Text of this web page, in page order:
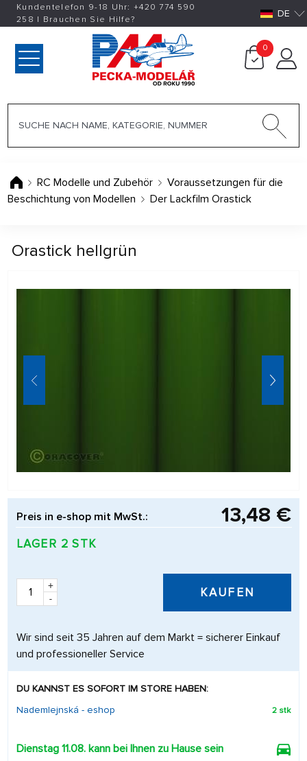
Kundentelefon 9-18 Uhr: +420774 590
258 | Brauchen Sie Hilfe? DE
0
RC Modelle und Zubehör
Voraussetzungen für die
Beschichtung von Modellen
Der Lackfilm Orastick
Orastick hellgrün
Preis in e-shop mit MwSt.: 13,48 €
LAGER 2 STK
+
-
KAUFEN
Wir sind seit 35 Jahren auf dem Markt = sicherer Einkauf
und professioneller Service
DU KANNST ES SOFORT IM STORE HABEN:
Nademlejnská - eshop
2 stk
Dienstag 11.08. kann bei Ihnen zu Hause sein